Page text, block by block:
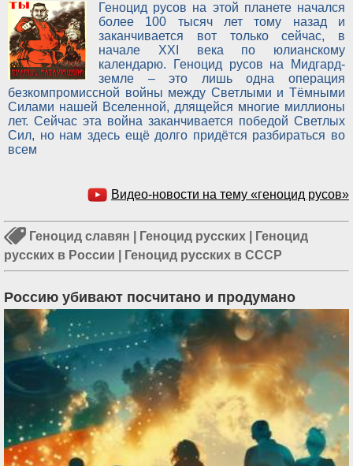
Геноцид русов на этой планете начался
более 100 тысяч лет тому назад и
заканчивается вот только сейчас, в
начале XXI века по юлианскому
календарю. Геноцид русов на Мидгард-
земле – это лишь одна операция
безкомпромиссной войны между Светлыми и Тёмными
Силами нашей Вселенной, длящейся многие миллионы
лет. Сейчас эта война заканчивается победой Светлых
Сил, но нам здесь ещё долго придётся разбираться во
всем
Видео-новости на тему «геноцид русов»
Геноцид славян Геноцид русских
Геноцид
русских в России
Геноцид русских в СССР
Россию убивают посчитано и продумано